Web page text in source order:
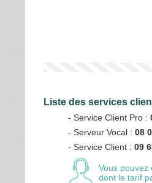
Vos crédits
Liste des services
- Service Client Pro :
- Serveur Vocal : 08
- Service Client : 09
Vous pouvez
dont le tarif